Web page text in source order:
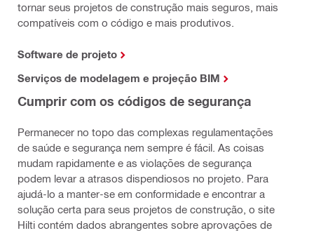
tornar seus projetos de construção mais seguros, mais
compatíveis com o código e mais produtivos.
Software de projeto
Serviços de modelagem e projeção BIM
Cumprir com os códigos de segurança
Permanecer no topo das complexas regulamentações
de saúde e segurança nem sempre é fácil. As coisas
mudam rapidamente e as violações de segurança
podem levar a atrasos dispendiosos no projeto. Para
ajudá-lo a manter-se em conformidade e encontrar a
solução certa para seus projetos de construção, o site
Hilti contém dados abrangentes sobre aprovações de